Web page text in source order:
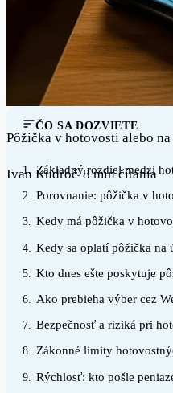
Pôžička v hotovosti alebo
Ivan Kudroč·8 min čítania
ČO SA DOZVIETE
1. Základný rozdiel medzi
2. Porovnanie: pôžička v
3. Kedy má pôžička v
4. Kedy sa oplatí pôžička na
5. Kto dnes ešte poskytuje
6. Ako prebieha výber cez
7. Bezpečnosť a riziká pri
8. Zákonné limity
9. Rýchlosť: kto pošle